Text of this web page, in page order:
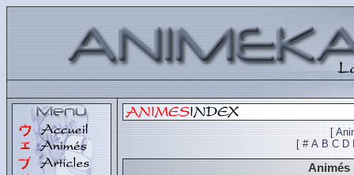
[
[ # A B C D
Animés